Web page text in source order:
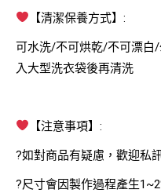
【清潔保養方式】:
可水洗/不可烘乾/不可漂白
入大型洗衣袋後再清洗
【注意事項】:
?如對商品有疑慮，歡迎私
?尺寸會因製作過程產生